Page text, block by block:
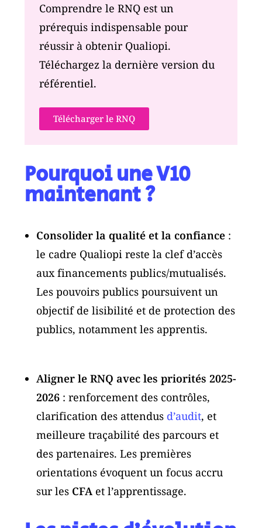
Comprendre le RNQ est un
prérequis indispensable pour
réussir à obtenir Qualiopi.
Téléchargez la dernière version du
référentiel.
Télécharger le RNQ
Pourquoi une V10
maintenant ?
Consolider la qualité et la confiance :
le cadre Qualiopi reste la clef d’accès
aux financements publics/mutualisés.
Les pouvoirs publics poursuivent un
objectif de lisibilité et de protection des
publics, notamment les apprentis.
Aligner le RNQ avec les priorités 2025-
2026 : renforcement des contrôles,
clarification des attendus d’audit, et
meilleure traçabilité des parcours et
des partenaires. Les premières
orientations évoquent un focus accru
sur les CFA et l’apprentissage.